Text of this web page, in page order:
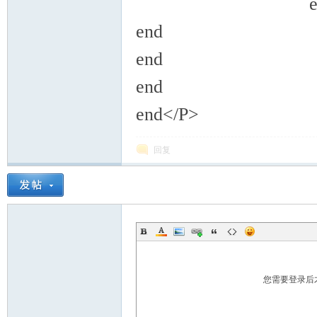
end
end
end
end</P>
回复
您需要登录